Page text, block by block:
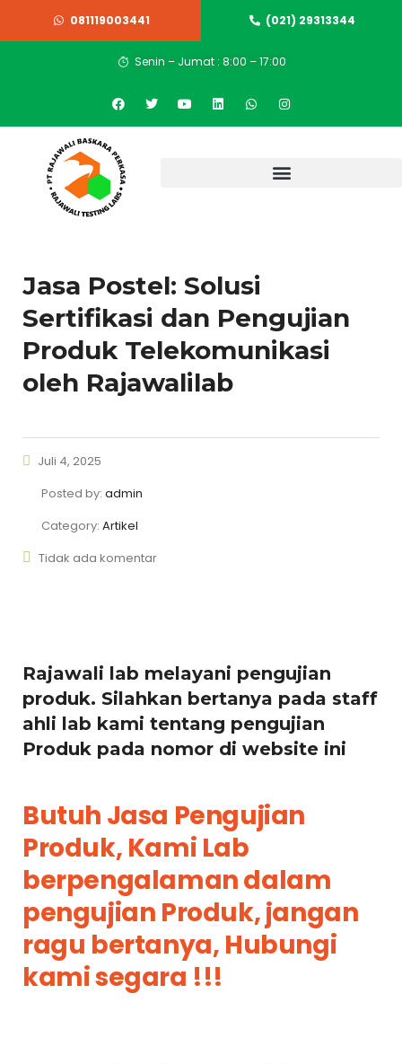
081119003441 (021) 29313344
Senin – Jumat : 8:00 – 17:00
Jasa Postel: Solusi
Sertifikasi dan Pengujian
Produk Telekomunikasi
oleh Rajawalilab
Juli 4, 2025
Posted by: admin
Category: Artikel
Tidak ada komentar
Rajawali lab melayani pengujian
produk. Silahkan bertanya pada staff
ahli lab kami tentang pengujian
Produk pada nomor di website ini
Butuh Jasa Pengujian
Produk, Kami Lab
berpengalaman dalam
pengujian Produk, jangan
ragu bertanya, Hubungi
kami segara !!!